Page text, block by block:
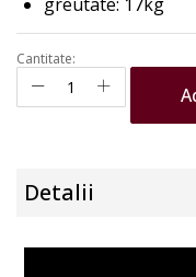
Cantitate:
Detalii